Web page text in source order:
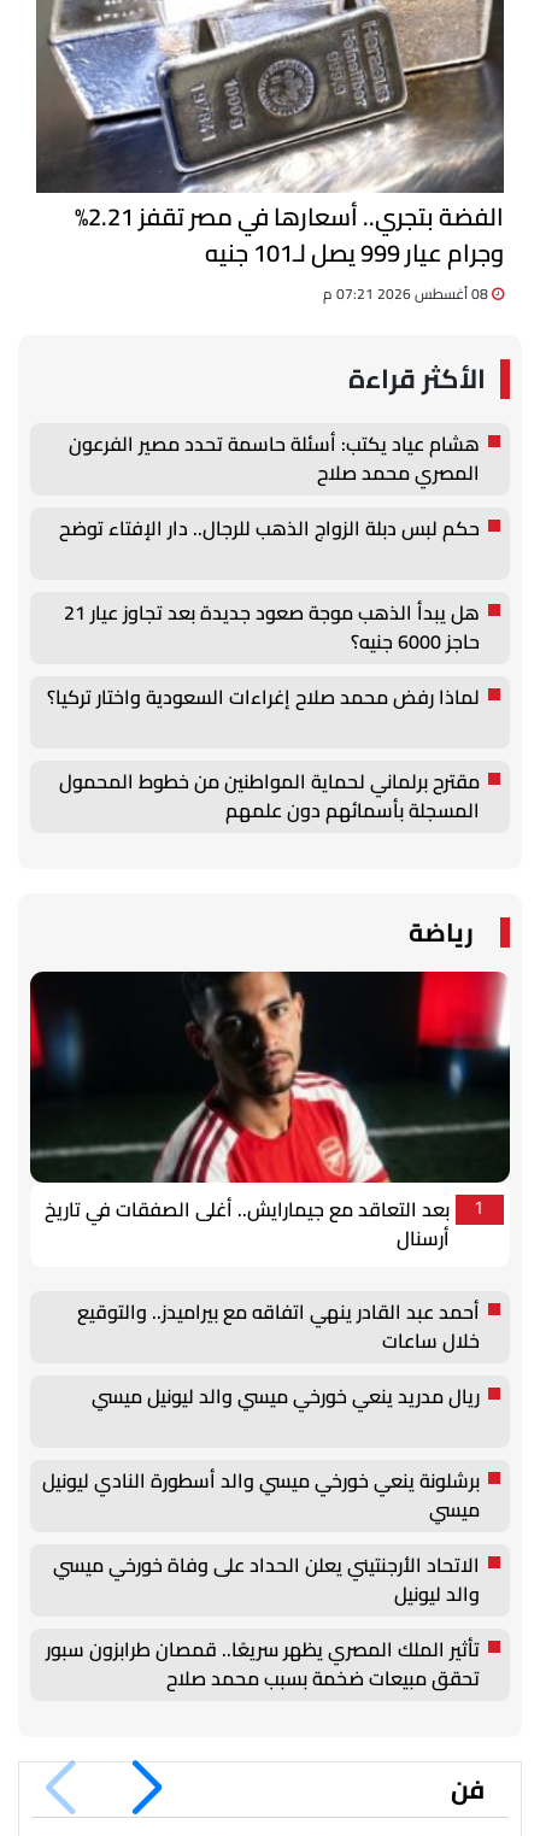
الفضة بتجري.. أسعارها في مصر تقفز 2.21%
وجرام عيار 999 يصل لـ101 جنيه
الأكثر قراءة
هشام عياد يكتب: أسئلة حاسمة تحدد مصير الفرعون
المصري محمد صلاح
حكم لبس دبلة الزواج الذهب للرجال.. دار الإفتاء توضح
هل يبدأ الذهب موجة صعود جديدة بعد تجاوز عيار 21
حاجز 6000 جنيه؟
لماذا رفض محمد صلاح إغراءات السعودية واختار تركيا؟
مقترح برلماني لحماية المواطنين من خطوط المحمول
المسجلة بأسمائهم دون علمهم
رياضة
1
بعد التعاقد مع جيمارايش.. أغلى الصفقات في تاريخ
أرسنال
أحمد عبد القادر ينهي اتفاقه مع بيراميدز.. والتوقيع
خلال ساعات
ريال مدريد ينعي خورخي ميسي والد ليونيل ميسي
برشلونة ينعي خورخي ميسي والد أسطورة النادي ليونيل
ميسي
الاتحاد الأرجنتيني يعلن الحداد على وفاة خورخي ميسي
والد ليونيل
تأثير الملك المصري يظهر سريعًا.. قمصان طرابزون سبور
تحقق مبيعات ضخمة بسبب محمد صلاح
فن